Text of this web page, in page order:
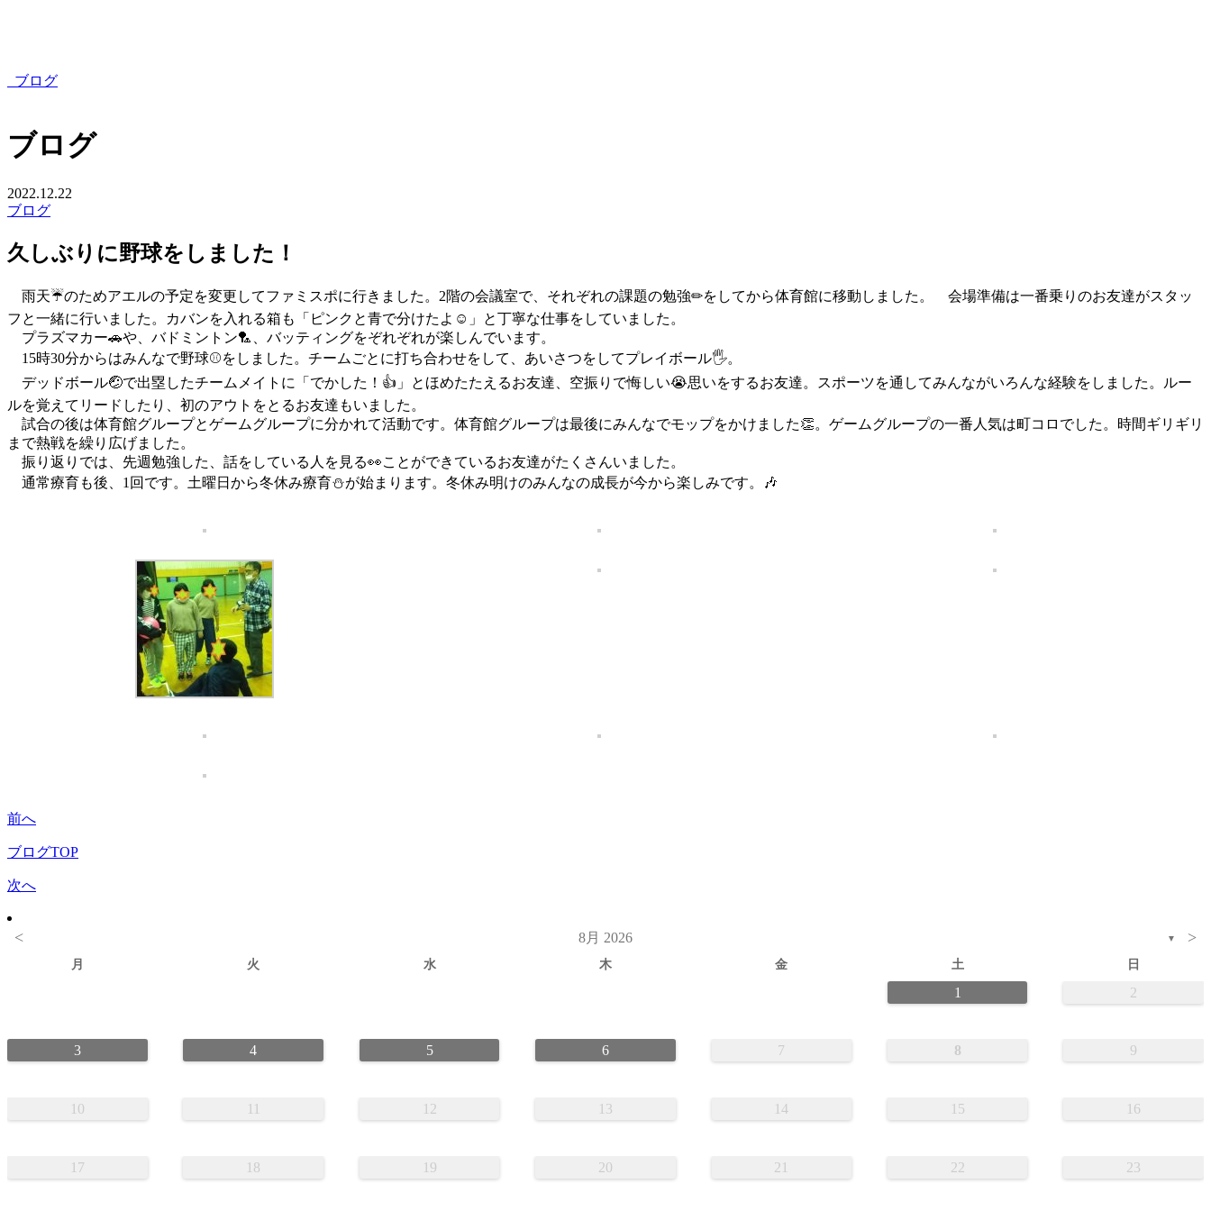
ブログ
ブログ
2022.12.22
ブログ
久しぶりに野球をしました！
雨天☔のためアエルの予定を変更してファミスポに行きました。2階の会議室で、それぞれの課題の勉強✏をしてから体育館に移動しました。 会場準備は一番乗りのお友達がスタッ
フと一緒に行いました。カバンを入れる箱も「ピンクと青で分けたよ☺」と丁寧な仕事をしていました。
プラズマカー🚗や、バドミントン🏸、バッティングをぞれぞれが楽しんでいます。
15時30分からはみんなで野球⚾をしました。チームごとに打ち合わせをして、あいさつをしてプレイボール🖐。
デッドボール🤕で出塁したチームメイトに「でかした！👍」とほめたたえるお友達、空振りで悔しい😭思いをするお友達。スポーツを通してみんながいろんな経験をしました。ルー
ルを覚えてリードしたり、初のアウトをとるお友達もいました。
試合の後は体育館グループとゲームグループに分かれて活動です。体育館グループは最後にみんなでモップをかけました👏。ゲームグループの一番人気は町コロでした。時間ギリギリ
まで熱戦を繰り広げました。
振り返りでは、先週勉強した、話をしている人を見る👀ことができているお友達がたくさんいました。
通常療育も後、1回です。土曜日から冬休み療育⛄が始まります。冬休み明けのみんなの成長が今から楽しみです。🎶
前へ
ブログTOP
次へ
< 8月 2026 ▼ >
月 火 水 木 金 土 日
1 2
3 4 5 6 7 8 9
10 11 12 13 14 15 16
17 18 19 20 21 22 23